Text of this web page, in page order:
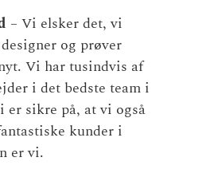
– Vi elsker det, vi
og prøver
Vi har tusindvis af
i det bedste team i
er sikre på, at vi også
kunder i
er vi.